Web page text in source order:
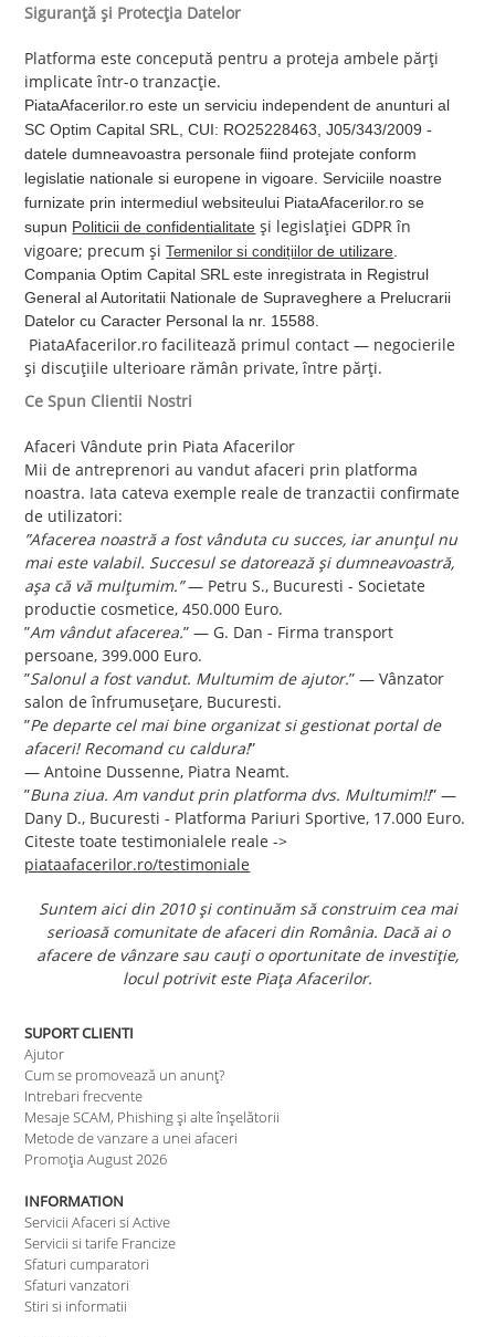
Siguranță și Protecția Datelor
Platforma este concepută pentru a proteja ambele părți
implicate într-o tranzacție.
PiataAfacerilor.ro este un serviciu independent de anunturi al
SC Optim Capital SRL, CUI: RO25228463, J05/343/2009 -
datele dumneavoastra personale fiind protejate conform
legislatie nationale si europene in vigoare. Serviciile noastre
furnizate prin intermediul websiteului PiataAfacerilor.ro se
supun Politicii de confidentialitate și legislației GDPR în
vigoare; precum șiTermenilor si condițiilor de utilizare
Compania Optim Capital SRL este inregistrata in Registrul
General al Autoritatii Nationale de Supraveghere a Prelucrarii
Datelor cu Caracter Personal la nr. 15588.
PiataAfacerilor.ro facilitează primul contact — negocierile
și discuțiile ulterioare rămân private, între părți.
Ce Spun Clientii Nostri
Afaceri Vândute prin Piata Afacerilor
Mii de antreprenori au vandut afaceri prin platforma
noastra. Iata cateva exemple reale de tranzactii confirmate
de utilizatori:
”Afacerea noastră a fost vânduta cu succes, iar anunțul nu
mai este valabil. Succesul se datorează și dumneavoastră,
așa că vă mulțumim.”— Petru S., Bucuresti - Societate
productie cosmetice, 450.000 Euro.
”Am vândut afacerea.”— G. Dan - Firma transport
persoane, 399.000 Euro.
”Salonul a fost vandut. Multumim de ajutor.”— Vânzator
salon de înfrumusețare, Bucuresti.
”Pe departe cel mai bine organizat si gestionat portal de
afaceri! Recomand cu caldura!”
— Antoine Dussenne, Piatra Neamt.
”Buna ziua. Am vandut prin platforma dvs. Multumim!!”—
Dany D., Bucuresti - Platforma Pariuri Sportive, 17.000 Euro.
Citeste toate testimonialele reale ->
piataafacerilor.ro/testimoniale
Suntem aici din 2010 și continuăm să construim cea mai
serioasă comunitate de afaceri din România. Dacă ai o
afacere de vânzare sau cauți o oportunitate de investiție,
locul potrivit este Piața Afacerilor.
SUPORT CLIENTI
Ajutor
Cum se promovează un anunț?
Intrebari frecvente
Mesaje SCAM, Phishing și alte înșelătorii
Metode de vanzare a unei afaceri
Promoția August 2026
INFORMATION
Servicii Afaceri si Active
Servicii si tarife Francize
Sfaturi cumparatori
Sfaturi vanzatori
Stiri si informatii